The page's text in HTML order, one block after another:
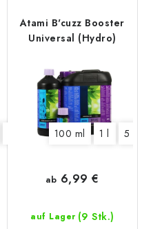
325 ml 1250 ml 5,5 l
Atami B'cuzz Booster
Universal (Hydro)
100 ml 1 l 5 l
auf Lager (9 Stk.)
ab 6,99 €